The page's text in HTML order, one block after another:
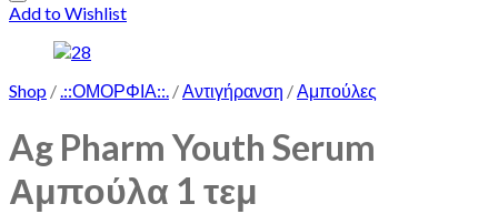
Add to Wishlist
Shop /.::ΟΜΟΡΦΙΑ::. /Αντιγήρανση /Αμπούλες
Ag Pharm Youth Serum
Αμπούλα 1 τεμ